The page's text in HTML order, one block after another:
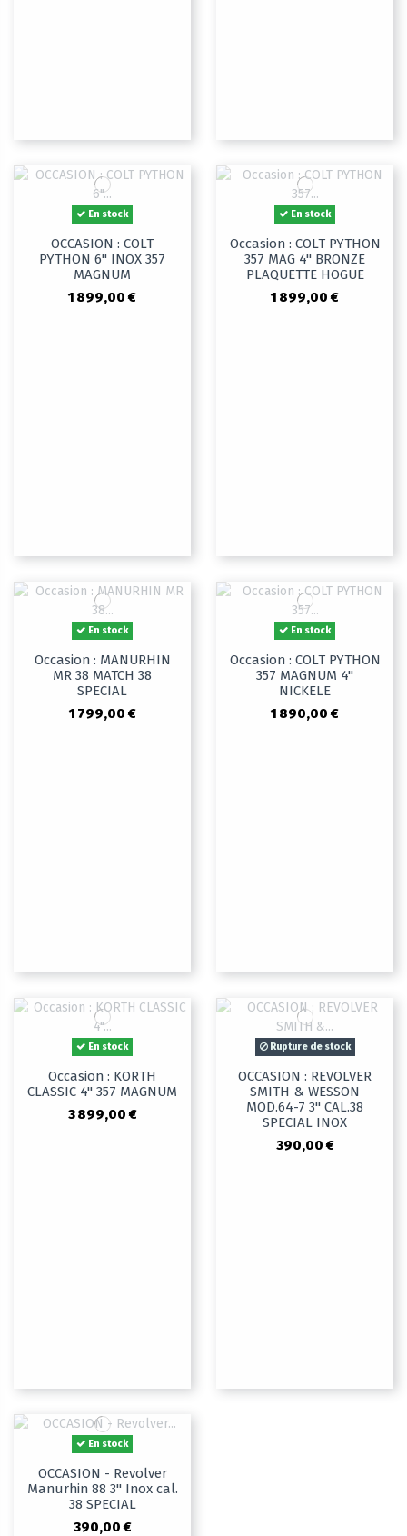
En stock
OCCASION : COLT
PYTHON 6" INOX 357
MAGNUM
1 899,00 €
En stock
Occasion : COLT PYTHON
357 MAG 4" BRONZE
PLAQUETTE HOGUE
1 899,00 €
En stock
Occasion : MANURHIN
MR 38 MATCH 38
SPECIAL
1 799,00 €
En stock
Occasion : COLT PYTHON
357 MAGNUM 4"
NICKELE
1 890,00 €
En stock
Occasion : KORTH
CLASSIC 4" 357 MAGNUM
3 899,00 €
Rupture de stock
OCCASION : REVOLVER
SMITH & WESSON
MOD.64-7 3" CAL.38
SPECIAL INOX
390,00 €
En stock
OCCASION - Revolver
Manurhin 88 3" Inox cal.
38 SPECIAL
390,00 €